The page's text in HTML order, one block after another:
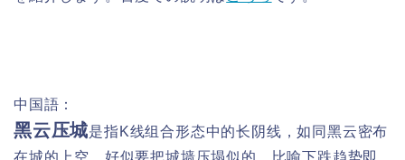
中国語：
黑云压城是指K线组合形态中的长阴线，如同黑云密布